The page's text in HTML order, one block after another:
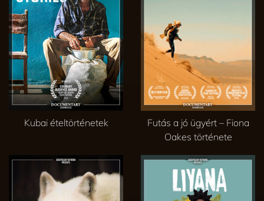
Kubai ételtörténetek
Futás a jó ügyért – Fiona
Oakes története